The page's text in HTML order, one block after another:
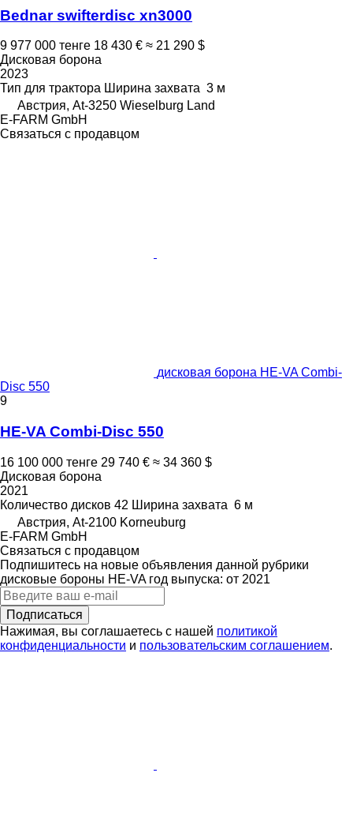
Bednar swifterdisc xn3000
9 977 000 тенге 18 430 € ≈ 21 290 $
Дисковая борона
2023
Тип для трактора Ширина захвата 3 м
Австрия, At-3250 Wieselburg Land
E-FARM GmbH
Связаться с продавцом
дисковая борона HE-VA Combi-
Disc 550
9
HE-VA Combi-Disc 550
16 100 000 тенге 29 740 € ≈ 34 360 $
Дисковая борона
2021
Количество дисков 42 Ширина захвата 6 м
Австрия, At-2100 Korneuburg
E-FARM GmbH
Связаться с продавцом
Подпишитесь на новые объявления данной рубрики
дисковые бороны HE-VA год выпуска: от 2021
Подписаться
Нажимая, вы соглашаетесь с нашей политикой
конфиденциальности и пользовательским соглашением.